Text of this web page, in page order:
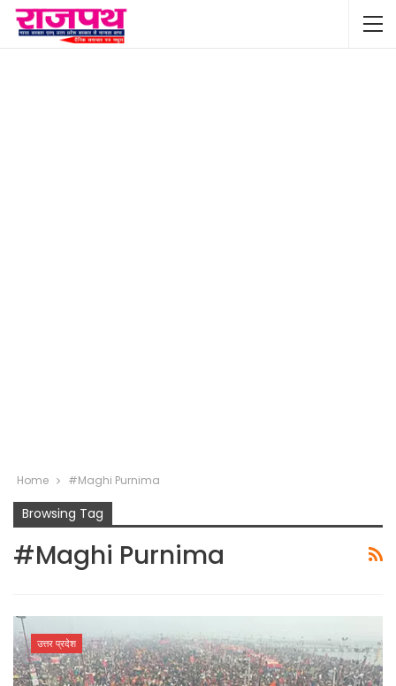
Home #Maghi Purnima
Browsing Tag
#Maghi Purnima
उत्तर प्रदेश